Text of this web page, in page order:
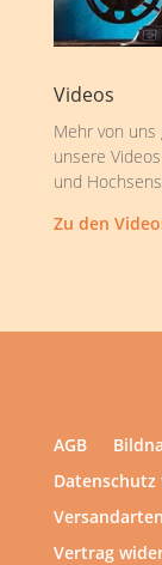
Videos
Mehr von
unsere
und
Zu den
AGB
Versandarten
Vertrag